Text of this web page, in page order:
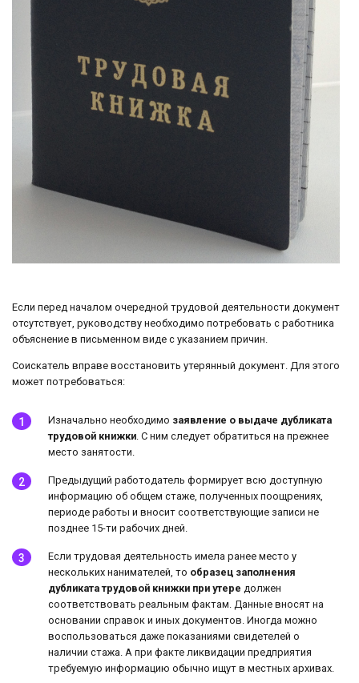
Если перед началом очередной трудовой деятельности документ
отсутствует, руководству необходимо потребовать с работника
объяснение в письменном виде с указанием причин.
Соискатель вправе восстановить утерянный документ. Для этого
может потребоваться:
Изначально необходимо заявление о выдаче дубликата
трудовой книжки . С ним следует обратиться на прежнее
место занятости.
Предыдущий работодатель формирует всю доступную
информацию об общем стаже, полученных поощрениях,
периоде работы и вносит соответствующие записи не
позднее 15-ти рабочих дней.
Если трудовая деятельность имела ранее место у
нескольких нанимателей, то образец заполнения
дубликата трудовой книжки при утере должен
соответствовать реальным фактам. Данные вносят на
основании справок и иных документов. Иногда можно
воспользоваться даже показаниями свидетелей о
наличии стажа. А при факте ликвидации предприятия
требуемую информацию обычно ищут в местных архивах.